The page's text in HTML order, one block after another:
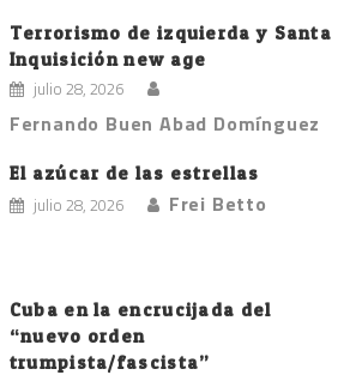
Terrorismo de izquierda y Santa
Inquisición new age
julio 28, 2026
Fernando Buen Abad Domínguez
El azúcar de las estrellas
julio 28, 2026 Frei Betto
Cuba en la encrucijada del
“nuevo orden
trumpista/fascista”